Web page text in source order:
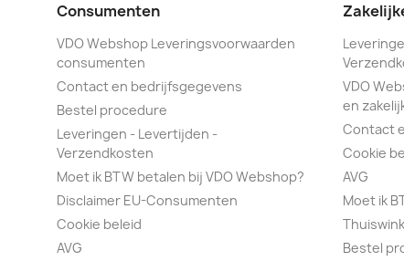
Consumenten
VDO Webshop Leveringsvoorwaarden
consumenten
Contact en bedrijfsgegevens
Bestel procedure
Leveringen - Levertijden -
Verzendkosten
Moet ik BTW betalen bij VDO Webshop?
Disclaimer EU-Consumenten
Cookie beleid
AVG
VDO
en
Contact
Cookie
AVG
Moet ik
Bestel